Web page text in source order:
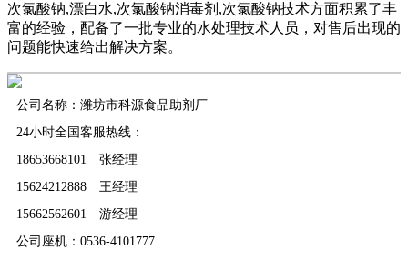
次氯酸钠,漂白水,次氯酸钠消毒剂,次氯酸钠技术方面积累了丰
富的经验，配备了一批专业的水处理技术人员，对售后出现的
问题能快速给出解决方案。
公司名称：潍坊市科源食品助剂厂
24小时全国客服热线：
18653668101 张经理
15624212888 王经理
15662562601 游经理
公司座机：0536-4101777